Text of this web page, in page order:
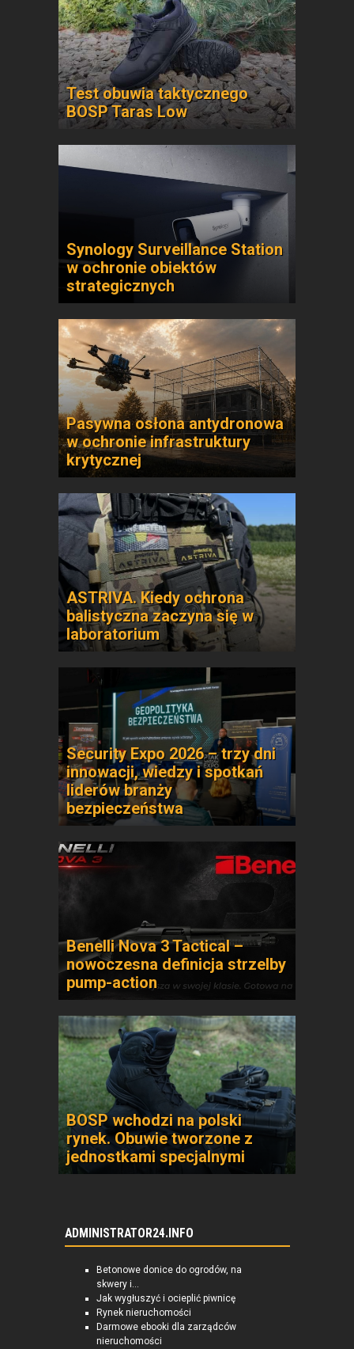
Test obuwia taktycznego
BOSP Taras Low
Synology Surveillance Station
w ochronie obiektów
strategicznych
Pasywna osłona antydronowa
w ochronie infrastruktury
krytycznej
ASTRIVA. Kiedy ochrona
balistyczna zaczyna się w
laboratorium
Security Expo 2026 – trzy dni
innowacji, wiedzy i spotkań
liderów branży
bezpieczeństwa
Benelli Nova 3 Tactical –
nowoczesna definicja strzelby
pump-action
BOSP wchodzi na polski
rynek. Obuwie tworzone z
jednostkami specjalnymi
ADMINISTRATOR24.INFO
Betonowe donice do ogrodów, na
skwery i...
Jak wygłuszyć i ocieplić piwnicę
Rynek nieruchomości
Darmowe ebooki dla zarządców
nieruchomości